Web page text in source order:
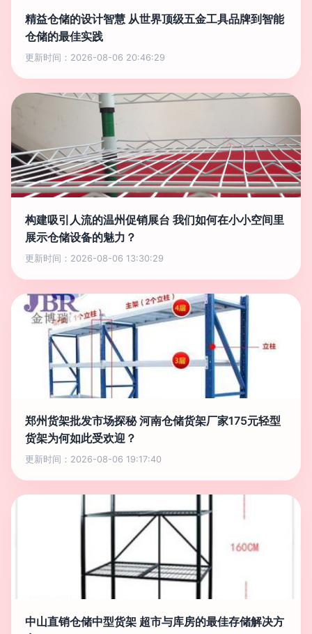
精益仓储的设计智慧 从世界顶级五金工具品牌到智能
仓储的最佳实践
更新时间：2026-08-06 20:46:29
构建吸引人流的温州促销展台 我们如何在小小空间里
展示仓储设备的魅力？
更新时间：2026-08-06 13:30:29
郑州货架批发市场探秘 河南仓储货架厂家175元轻型
货架为何如此受欢迎？
更新时间：2026-08-06 19:17:40
中山直销仓储中型货架 超市与库房的最佳存储解决方